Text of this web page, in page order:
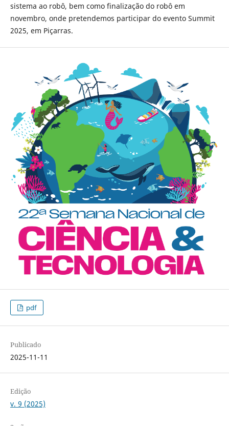
sistema ao robô, bem como finalização do robô em
novembro, onde pretendemos participar do evento Summit
2025, em Piçarras.
pdf
Publicado
2025-11-11
Edição
v. 9 (2025)